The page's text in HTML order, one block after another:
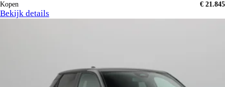
Kopen € 21.845
Bekijk details